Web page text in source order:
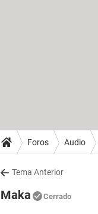
Foros Audio
Tema Anterior
Maka Cerrado